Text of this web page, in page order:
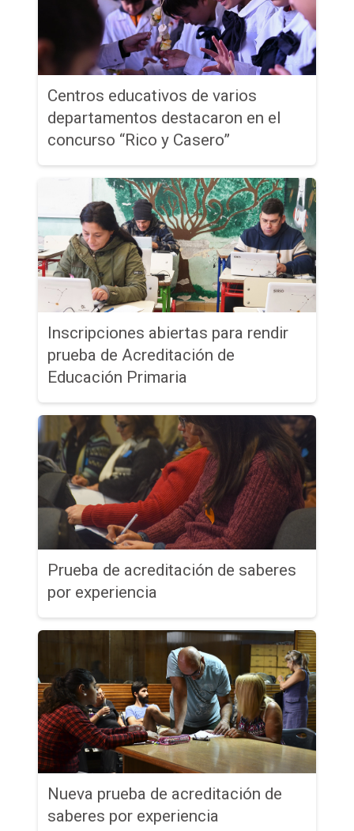
Centros educativos de varios
departamentos destacaron en el
concurso “Rico y Casero”
Inscripciones abiertas para rendir
prueba de Acreditación de
Educación Primaria
Prueba de acreditación de saberes
por experiencia
Nueva prueba de acreditación de
saberes por experiencia